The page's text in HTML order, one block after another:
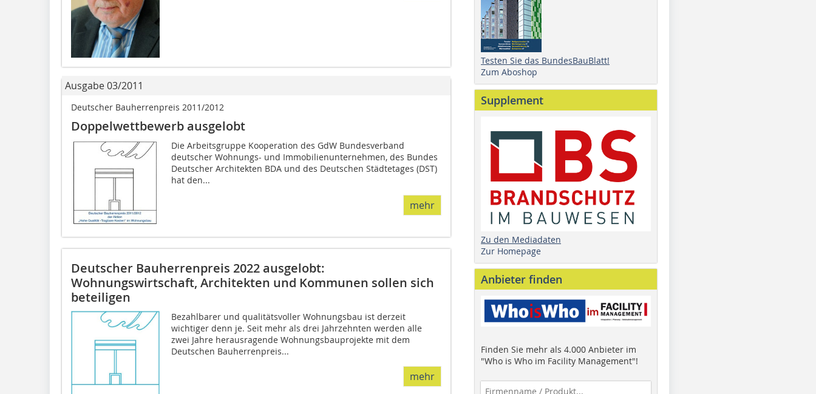
Ausgabe 03/2011
Deutscher Bauherrenpreis 2011/2012
Doppelwettbewerb ausgelobt
Die Arbeitsgruppe Kooperation des GdW Bundesverband
deutscher Wohnungs- und Immobilienunternehmen, des Bundes
Deutscher Ar­­chitekten BDA und des Deutschen Städtetages (DST)
hat den...
mehr
Deutscher Bauherrenpreis 2022 ausgelobt:
Wohnungswirtschaft, Architekten und Kommunen sollen sich
beteiligen
Bezahlbarer und qualitätsvoller Wohnungsbau ist derzeit
wichtiger denn je. Seit mehr als drei Jahrzehnten werden alle
zwei Jahre herausragende Wohnungsbauprojekte mit dem
Deutschen Bauherrenpreis...
mehr
Testen Sie das BundesBauBlatt!
Zum Aboshop
Supplement
Zu den Mediadaten
Zur Homepage
Anbieter finden
Finden Sie mehr als 4.000 Anbieter im
"Who is Who im Facility Management"!